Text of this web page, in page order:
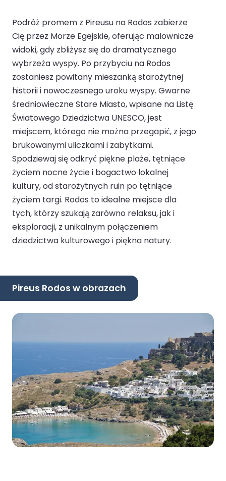
Podróż promem z Pireusu na Rodos zabierze
Cię przez Morze Egejskie, oferując malownicze
widoki, gdy zbliżysz się do dramatycznego
wybrzeża wyspy. Po przybyciu na Rodos
zostaniesz powitany mieszanką starożytnej
historii i nowoczesnego uroku wyspy. Gwarne
średniowieczne Stare Miasto, wpisane na Listę
Światowego Dziedzictwa UNESCO, jest
miejscem, którego nie można przegapić, z jego
brukowanymi uliczkami i zabytkami.
Spodziewaj się odkryć piękne plaże, tętniące
życiem nocne życie i bogactwo lokalnej
kultury, od starożytnych ruin po tętniące
życiem targi. Rodos to idealne miejsce dla
tych, którzy szukają zarówno relaksu, jak i
eksploracji, z unikalnym połączeniem
dziedzictwa kulturowego i piękna natury.
Pireus Rodos w obrazach